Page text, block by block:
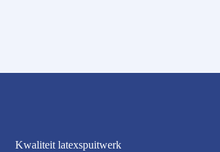
Kwaliteit latexspuitwerk